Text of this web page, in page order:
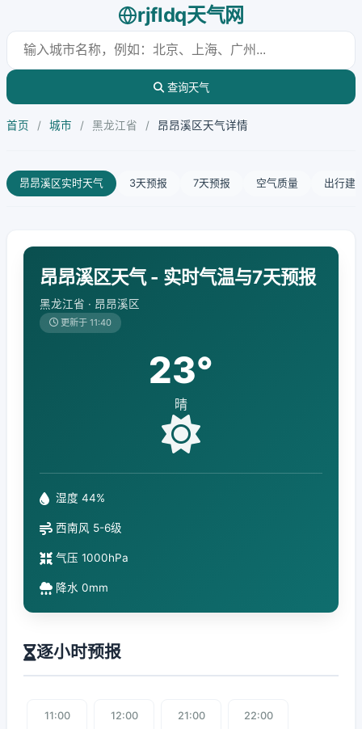
rjfldq天气网
查询天气
首页 / 城市 / 黑龙江省 / 昂昂溪区天气详情
昂昂溪区实时天气 3天预报 7天预报 空气质量 出行建
昂昂溪区天气 - 实时气温与7天预报
黑龙江省 · 昂昂溪区
更新于 11:40
23°
晴
湿度 44%
西南风 5-6级
气压 1000hPa
降水 0mm
逐小时预报
11:00 12:00 21:00 22:00